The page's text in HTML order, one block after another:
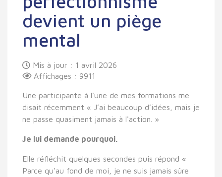
devient un piège
mental
Mis à jour : 1 avril 2026
Affichages : 9911
Une participante à l'une de mes formations me
disait récemment « J’ai beaucoup d’idées, mais je
ne passe quasiment jamais à l'action. »
Je lui demande pourquoi.
Elle réfléchit quelques secondes puis répond «
Parce qu'au fond de moi, je ne suis jamais sûre